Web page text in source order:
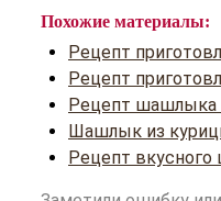
Похожие материалы:
Рецепт
Рецепт
Рецепт шашлыка
Шашлык из
Рецепт